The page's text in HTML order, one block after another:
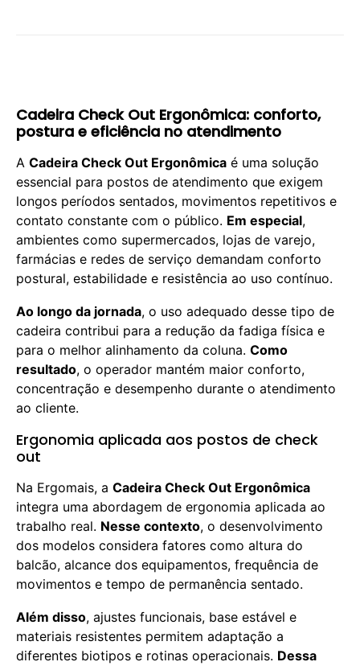
Cadeira Check Out Ergonômica: conforto,
postura e eficiência no atendimento
A Cadeira Check Out Ergonômica é uma solução
essencial para postos de atendimento que exigem
longos períodos sentados, movimentos repetitivos e
contato constante com o público. Em especial,
ambientes como supermercados, lojas de varejo,
farmácias e redes de serviço demandam conforto
postural, estabilidade e resistência ao uso contínuo.
Ao longo da jornada, o uso adequado desse tipo de
cadeira contribui para a redução da fadiga física e
para o melhor alinhamento da coluna. Como
resultado, o operador mantém maior conforto,
concentração e desempenho durante o atendimento
ao cliente.
Ergonomia aplicada aos postos de check
out
Na Ergomais, a Cadeira Check Out Ergonômica
integra uma abordagem de ergonomia aplicada ao
trabalho real. Nesse contexto, o desenvolvimento
dos modelos considera fatores como altura do
balcão, alcance dos equipamentos, frequência de
movimentos e tempo de permanência sentado.
Além disso, ajustes funcionais, base estável e
materiais resistentes permitem adaptação a
diferentes biotipos e rotinas operacionais. Dessa